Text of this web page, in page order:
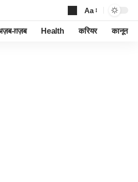
Font
Resizer
Aa
ग़ज़ब Health करियर कानून